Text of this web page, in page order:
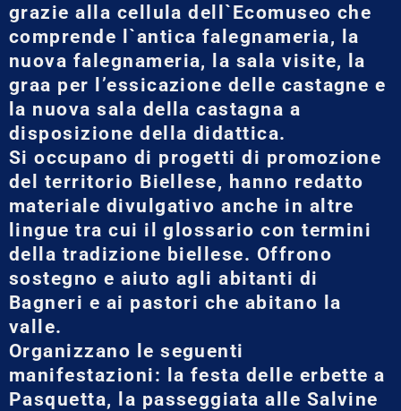
grazie alla cellula dell`Ecomuseo che
comprende l`antica falegnameria, la
nuova falegnameria, la sala visite, la
graa per l’essicazione delle castagne e
la nuova sala della castagna a
disposizione della didattica.
Si occupano di progetti di promozione
del territorio Biellese, hanno redatto
materiale divulgativo anche in altre
lingue tra cui il glossario con termini
della tradizione biellese. Offrono
sostegno e aiuto agli abitanti di
Bagneri e ai pastori che abitano la
valle.
Organizzano le seguenti
manifestazioni: la festa delle erbette a
Pasquetta, la passeggiata alle Salvine